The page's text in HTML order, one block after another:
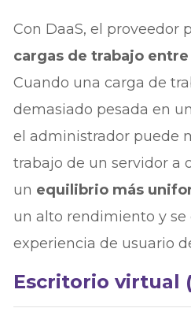
Con DaaS, el proveedor
cargas de trabajo
Cuando una carga de
demasiado pesada en
el administrador puede
trabajo de un servidor a
un equilibrio más
un alto rendimiento y se
experiencia de usuario
Escritorio virtual